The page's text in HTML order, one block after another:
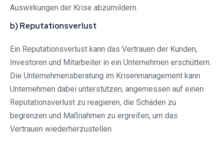
Auswirkungen der Krise abzumildern.
b) Reputationsverlust
Ein Reputationsverlust kann das Vertrauen der Kunden,
Investoren und Mitarbeiter in ein Unternehmen erschüttern.
Die Unternehmensberatung im Krisenmanagement kann
Unternehmen dabei unterstützen, angemessen auf einen
Reputationsverlust zu reagieren, die Schäden zu
begrenzen und Maßnahmen zu ergreifen, um das
Vertrauen wiederherzustellen.